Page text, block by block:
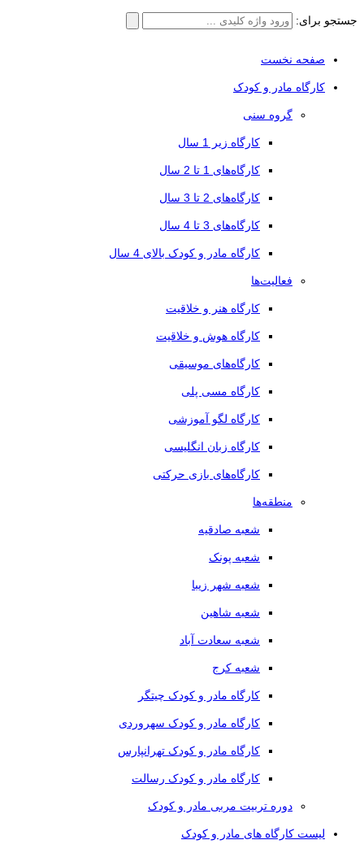
جستجو برای:
صفحه نخست
کارگاه مادر و کودک
گروه سنی
کارگاه زیر 1 سال
کارگاه‌های 1 تا 2 سال
کارگاه‌های 2 تا 3 سال
کارگاه‌های 3 تا 4 سال
کارگاه مادر و کودک بالای 4 سال
فعالیت‌ها
کارگاه هنر و خلاقیت
کارگاه هوش و خلاقیت
کارگاه‌های موسیقی
کارگاه مسی پلی
کارگاه لگو آموزشی
کارگاه زبان انگلیسی
کارگاه‌های بازی حرکتی
منطقه‌ها
شعبه صادقیه
شعبه پونک
شعبه شهر زیبا
شعبه شاهین
شعبه سعادت آباد
شعبه کرج
کارگاه مادر و کودک چیتگر
کارگاه مادر و کودک سهروردی
کارگاه مادر و کودک تهرانپارس
کارگاه مادر و کودک رسالت
دوره تربیت مربی مادر و کودک
لیست کارگاه های مادر و کودک